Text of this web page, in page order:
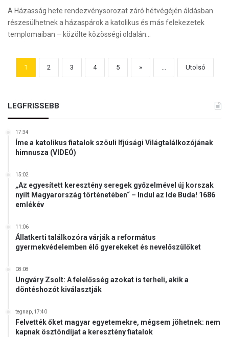
A Házasság hete rendezvénysorozat záró hétvégéjén áldásban
részesülhetnek a házaspárok a katolikus és más felekezetek
templomaiban – közölte közösségi oldalán…
1 2 3 4 5 » ... Utolsó
LEGFRISSEBB
17:34
Íme a katolikus fiatalok szöuli Ifjúsági Világtalálkozójának
himnusza (VIDEÓ)
15:02
„Az egyesített keresztény seregek győzelmével új korszak
nyílt Magyarország történetében“ – Indul az Ide Buda! 1686
emlékév
11:06
Állatkerti találkozóra várják a református
gyermekvédelemben élő gyerekeket és nevelőszülőket
08:08
Ungváry Zsolt: A felelősség azokat is terheli, akik a
döntéshozót kiválasztják
tegnap, 17:40
Felvették őket magyar egyetemekre, mégsem jöhetnek: nem
kapnak ösztöndíjat a keresztény fiatalok